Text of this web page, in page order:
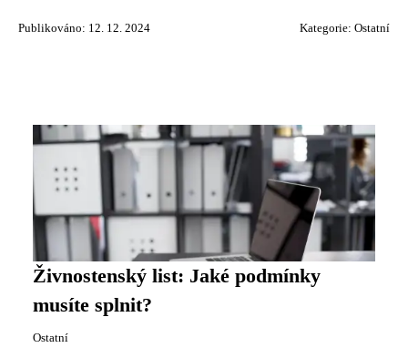
Publikováno: 12. 12. 2024 Kategorie: Ostatní
Živnostenský list: Jaké podmínky
musíte splnit?
Ostatní